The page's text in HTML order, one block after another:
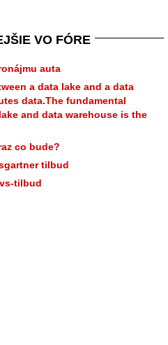
VO FÓRE
auta
a data lake and a data
data.The fundamental
and data warehouse is the
co bude?
tilbud
tilbud